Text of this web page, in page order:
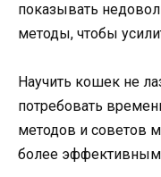
показывать
методы, чтобы
Научить кошек не
потребовать
методов и советов
более